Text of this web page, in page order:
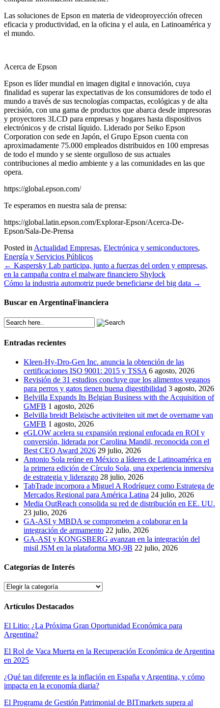
Las soluciones de Epson en materia de videoproyección ofrecen
eficacia y productividad, en la oficina y el aula, en Latinoamérica y
el mundo.
Acerca de Epson
Epson es líder mundial en imagen digital e innovación, cuya
finalidad es superar las expectativas de los consumidores de todo el
mundo a través de sus tecnologías compactas, ecológicas y de alta
precisión, con una gama de productos que abarca desde impresoras
y proyectores 3LCD para empresas y hogares hasta dispositivos
electrónicos y de cristal líquido. Liderado por Seiko Epson
Corporation con sede en Japón, el Grupo Epson cuenta con
aproximadamente 75.000 empleados distribuidos en 100 empresas
de todo el mundo y se siente orgulloso de sus actuales
contribuciones al medio ambiente y a las comunidades en las que
opera.
https://global.epson.com/
Te esperamos en nuestra sala de prensa:
https://global.latin.epson.com/Explorar-Epson/Acerca-De-
Epson/Sala-De-Prensa
Posted in Actualidad Empresas, Electrónica y semiconductores,
Energía y Servicios Públicos
Post
navigation
← Kaspersky Lab participa, junto a fuerzas del orden y empresas,
en la campaña contra el malware financiero Shylock
Cómo la industria automotriz puede beneficiarse del big data →
Buscar en ArgentinaFinanciera
Entradas recientes
Kleen-Hy-Dro-Gen Inc. anuncia la obtención de las
certificaciones ISO 9001: 2015 y TSSA 6 agosto, 2026
Revisión de 31 estudios concluye que los alimentos veganos
para perros y gatos tienen buena digestibilidad 3 agosto, 2026
Belvilla Expands Its Belgian Business with the Acquisition of
GMFB 1 agosto, 2026
Belvilla breidt Belgische activiteiten uit met de overname van
GMFB 1 agosto, 2026
eGLOW acelera su expansión regional enfocada en ROI y
conversión, liderada por Carolina Mandil, reconocida con el
Best CEO Award 2026 29 julio, 2026
Antonio Sola reúne en México a líderes de Latinoamérica en
la primera edición de Círculo Sola, una experiencia inmersiva
de estrategia y liderazgo 28 julio, 2026
TabTrade incorpora a Miguel A Rodríguez como Estratega de
Mercados Regional para América Latina 24 julio, 2026
Media OutReach consolida su red de distribución en EE. UU.
23 julio, 2026
GA-ASI y MBDA se comprometen a colaborar en la
integración de armamento 22 julio, 2026
GA-ASI y KONGSBERG avanzan en la integración del
misil JSM en la plataforma MQ-9B 22 julio, 2026
Categorías de Interés
Categorías
Interés
Artículos Destacados
El Litio: ¿La Próxima Gran Oportunidad Económica para
Argentina?
El Rol de Vaca Muerta en la Recuperación Económica de Argentina
en 2025
¿Qué tan diferente es la inflación en España y Argentina, y cómo
impacta en la economía diaria?
El Programa de Gestión Patrimonial de BITmarkets supera al